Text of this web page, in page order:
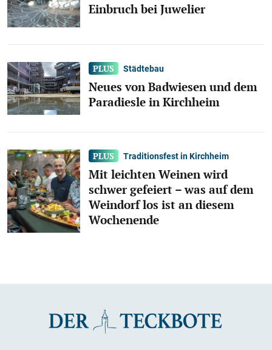
Einbruch bei Juwelier
Städtebau
Neues von Badwiesen und dem
Paradiesle in Kirchheim
Traditionsfest in Kirchheim
Mit leichten Weinen wird
schwer gefeiert – was auf dem
Weindorf los ist an diesem
Wochenende